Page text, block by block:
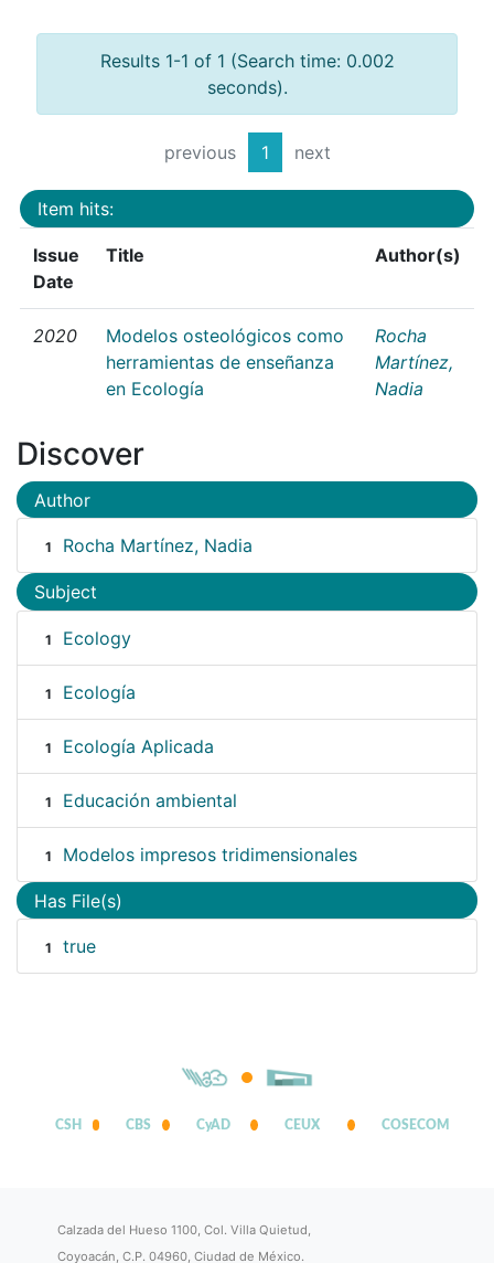
Results 1-1 of 1 (Search time: 0.002
seconds).
previous 1 next
Item hits:
Issue
Date
Title Author(s)
2020
Modelos osteológicos como
herramientas de enseñanza
en Ecología
Rocha
Martínez,
Nadia
Discover
Author
1 Rocha Martínez, Nadia
Subject
1 Ecology
1 Ecología
1 Ecología Aplicada
1 Educación ambiental
1 Modelos impresos tridimensionales
Has File(s)
1 true
CSH CBS CyAD CEUX COSECOM
Calzada del Hueso 1100, Col. Villa Quietud,
Coyoacán, C.P. 04960, Ciudad de México.